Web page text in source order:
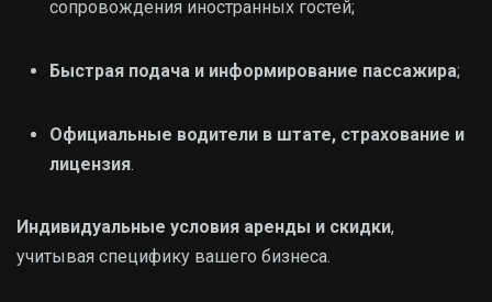
сопровождения иностранных гостей;
Быстрая подача и информирование пассажира;
Официальные водители в штате, страхование и
лицензия.
Индивидуальные условия аренды и скидки,
учитывая специфику вашего бизнеса.